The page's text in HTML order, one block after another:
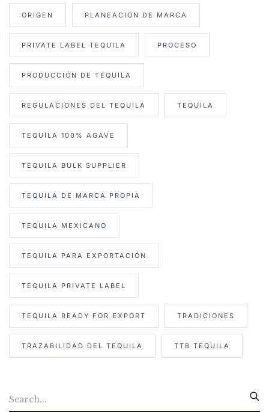
ORIGEN PLANEACIÓN DE MARCA
PRIVATE LABEL TEQUILA PROCESO
PRODUCCIÓN DE TEQUILA
REGULACIONES DEL TEQUILA TEQUILA
TEQUILA 100% AGAVE
TEQUILA BULK SUPPLIER
TEQUILA DE MARCA PROPIA
TEQUILA MEXICANO
TEQUILA PARA EXPORTACIÓN
TEQUILA PRIVATE LABEL
TEQUILA READY FOR EXPORT TRADICIONES
TRAZABILIDAD DEL TEQUILA TTB TEQUILA